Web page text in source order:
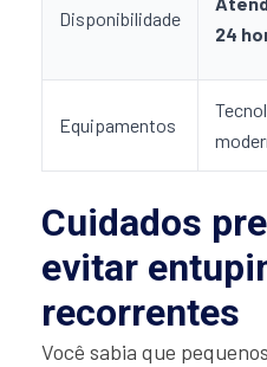
Disponibilidade
24
Equipamentos
Cuidados
evitar
recorrentes
Você sabia que